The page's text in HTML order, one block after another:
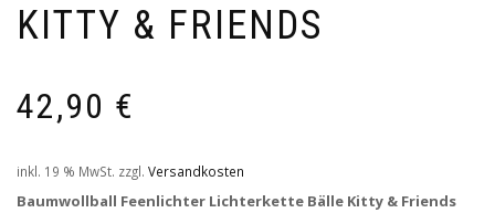
KITTY & FRIENDS
42,90 €
inkl. 19 % MwSt. zzgl. Versandkosten
Baumwollball Feenlichter Lichterkette Bälle Kitty & Friends